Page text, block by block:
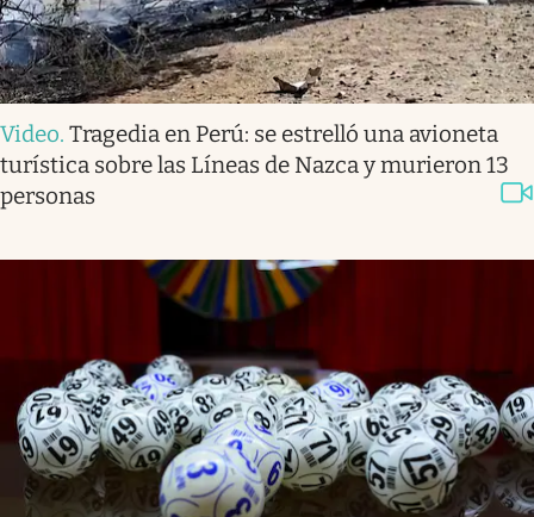
Video. Tragedia en Perú: se estrelló una avioneta
turística sobre las Líneas de Nazca y murieron 13
personas